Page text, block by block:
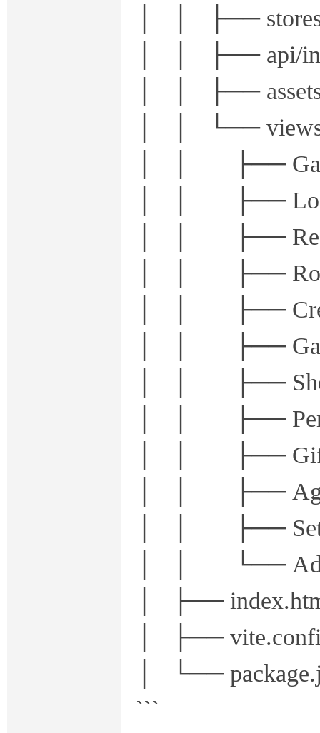
│ │ ├──
│ │ ├── api/
│ │ ├──
│ │ └──
│ │ ├──
│ │ ├──
│ │ ├──
│ │ ├──
│ │ ├──
│ │ ├──
│ │ ├──
│ │ ├──
│ │ ├──
│ │ ├──
│ │ ├──
│ │ └──
│ ├──
│ ├──
│ └──
```